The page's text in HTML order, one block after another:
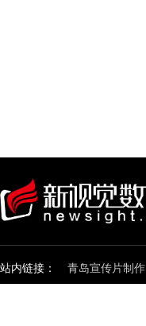
站内链接： 青岛宣传片制作